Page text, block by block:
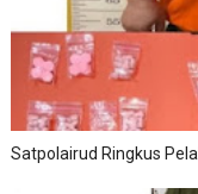
Satpolairud Ringkus